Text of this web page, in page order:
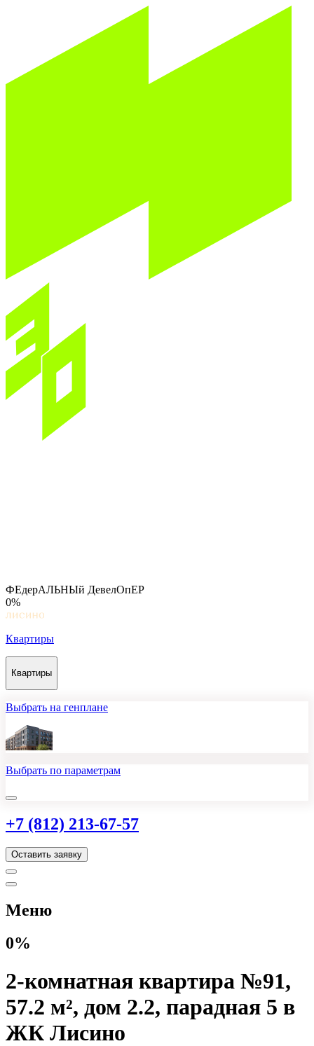
ФЕдерАЛЬНЫй ДевелОпЕР
0%
Квартиры
Квартиры
Выбрать на генплане
Выбрать по параметрам
+7 (812) 213-67-57
Оставить заявку
Меню
0%
2-комнатная квартира №91,
57.2 м², дом 2.2, парадная 5 в
ЖК Лисино